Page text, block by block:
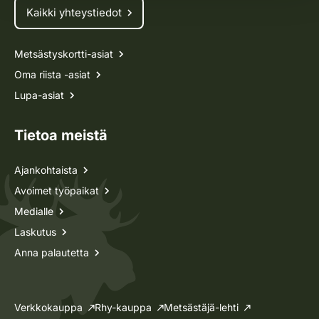
Kaikki yhteystiedot
Metsästyskortti-asiat
Oma riista -asiat
Lupa-asiat
Tietoa meistä
Ajankohtaista
Avoimet työpaikat
Medialle
Laskutus
Anna palautetta
Verkkokauppa Rhy-kauppa Metsästäjä-lehti